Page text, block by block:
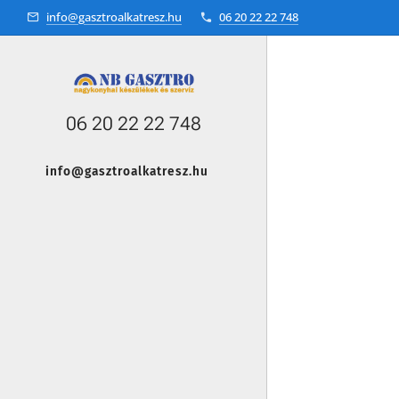
info@gasztroalkatresz.hu 06 20 22 22 748
06 20 22 22 748
info@gasztroalkatresz.hu